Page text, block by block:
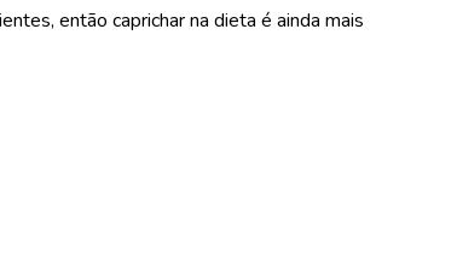
então caprichar na dieta é ainda mais